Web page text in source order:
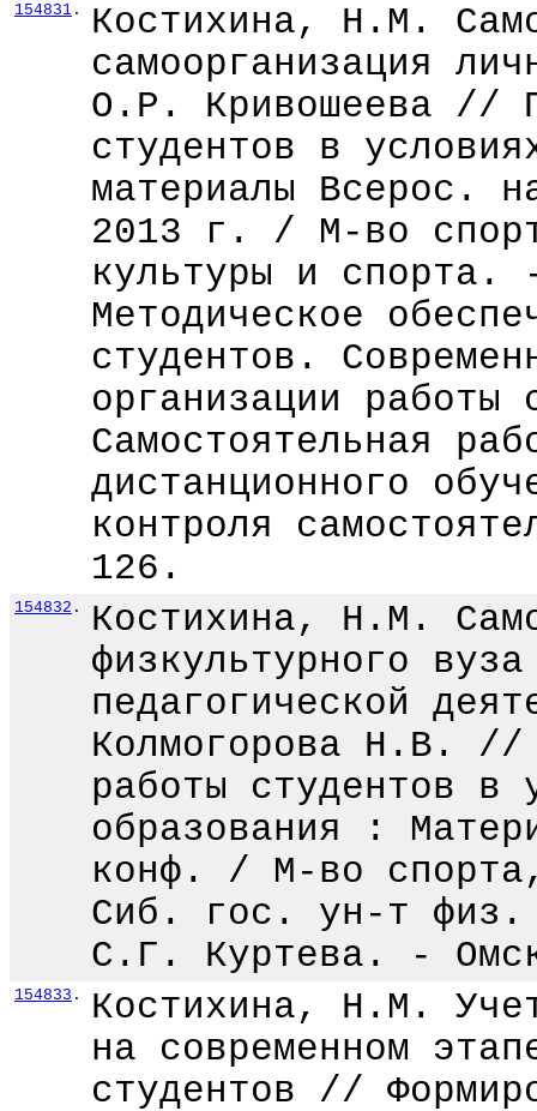
154831 .
Костихина, Н.М.
самоорганизация
О.Р. Кривошеева //
студентов в
материалы Всерос.
2013 г. / М-во
культуры и
Методическое
студентов.
организации работы
Самостоятельная
дистанционного
контроля
126.
154832 .
Костихина, Н.М.
физкультурного
педагогической
Колмогорова Н.В. //
работы студентов в
образования :
конф. / М-во
Сиб. гос. ун-т физ.
С.Г. Куртева. -
154833 .
Костихина, Н.М.
на современном
студентов //